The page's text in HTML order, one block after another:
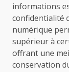
informations
confidentialité
numérique
supérieur à
offrant une
conservation